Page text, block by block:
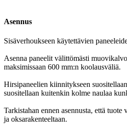
Asennus
Sisäverhoukseen käytettävien
Asenna paneelit välittömästi
maksimissaan 600 mm:n koolausväliä.
Hirsipaneelien kiinnitykseen
suositellaan kuitenkin kolme naulaa
Tarkistahan ennen asennusta, että
ja oksarakenteeltaan.